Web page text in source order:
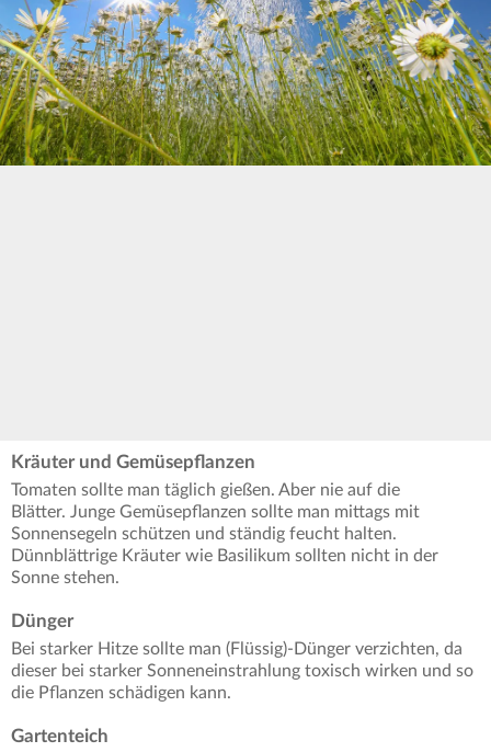
Kräuter und Gemüsepflanzen
Tomaten sollte man täglich gießen. Aber nie auf die
Blätter. Junge Gemüsepflanzen sollte man mittags mit
Sonnensegeln schützen und ständig feucht halten.
Dünnblättrige Kräuter wie Basilikum sollten nicht in der
Sonne stehen.
Dünger
Bei starker Hitze sollte man (Flüssig)-Dünger verzichten, da
dieser bei starker Sonneneinstrahlung toxisch wirken und so
die Pflanzen schädigen kann.
Gartenteich